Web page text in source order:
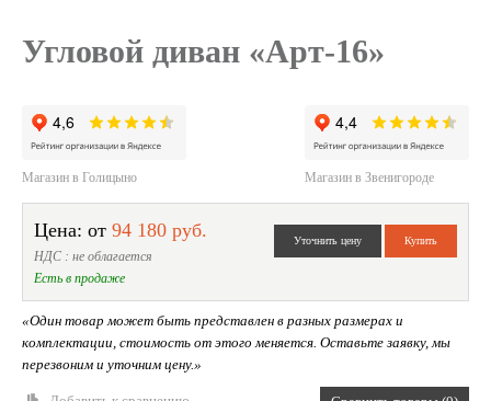
Угловой диван «Арт-16»
Магазин в Голицыно Магазин в Звенигороде
Цена: от 94 180 руб.
НДС : не облагается
Есть в продаже
«Один товар может быть представлен в разных размерах и
комплектации, стоимость от этого меняется. Оставьте заявку, мы
перезвоним и уточним цену.»